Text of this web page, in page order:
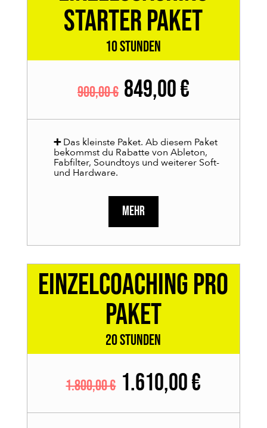
Starter Paket
10 Stunden
900,00 € 849,00 €
➕Das kleinste Paket. Ab diesem Paket
bekommst du Rabatte von Ableton,
Fabfilter, Soundtoys und weiterer Soft-
und Hardware.
MEHR
Einzelcoaching Pro
Paket
20 Stunden
1.800,00 € 1.610,00 €